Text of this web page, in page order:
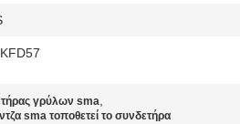
γρύλων sma,
sma τοποθετεί το συνδετήρα